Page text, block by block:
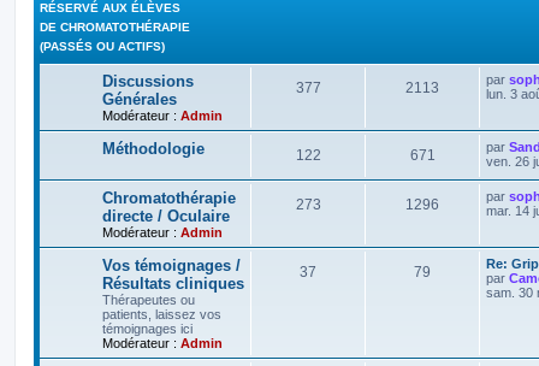
RÉSERVÉ AUX ÉLÈVES
DE CHROMATOTHÉRAPIE
(PASSÉS OU ACTIFS)
Discussions
Générales
Modérateur : Admin
377 2113 par
lun. 3
Méthodologie 122 671 par
ven. 26
Chromatothérapie
directe / Oculaire
Modérateur : Admin
273 1296 par
mar. 14
Vos témoignages /
Résultats cliniques
Thérapeutes ou
patients, laissez vos
témoignages ici
Modérateur : Admin
37 79
Re:
par
sam. 30